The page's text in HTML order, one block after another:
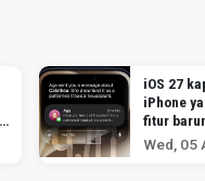
iOS 27
iPhone
fitur
Wed, 05